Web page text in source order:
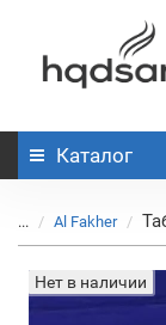
Каталог
... Al Fakher
Нет в наличии